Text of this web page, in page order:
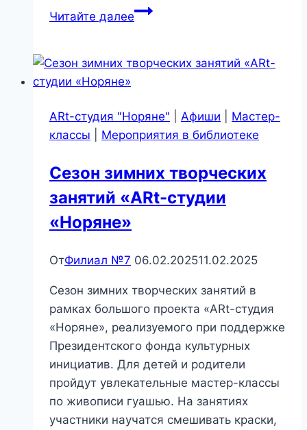
Читайте далееЧас
«Закаляйся,
быть
здоров»
ARt-студия "Норяне" Афиши
Мастер-
классы
Мероприятия в библиотеке
Сезон зимних творческих
занятий «ARt-студии
«Норяне»
ОтФилиал №7 06.02.202511.02.2025
Сезон зимних творческих занятий в
рамках большого проекта «ARt-студия
«Норяне», реализуемого при поддержке
Президентского фонда культурных
инициатив. Для детей и родители
пройдут увлекательные мастер-классы
по живописи гуашью. На занятиях
участники научатся смешивать краски,